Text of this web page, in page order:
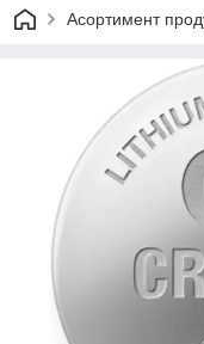
Асортимент